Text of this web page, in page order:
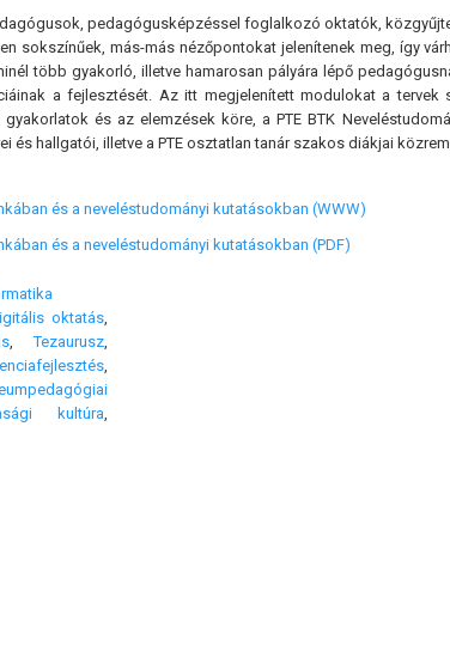
pedagógusképzéssel foglalkozó oktatók,
sokszínűek, más-más nézőpontokat jelenítenek meg, így
több gyakorló, illetve hamarosan pályára lépő
a fejlesztését. Az itt megjelenített modulokat a tervek
és az elemzések köre, a PTE BTK
és hallgatói, illetve a PTE osztatlan tanár szakos diákjai
és a neveléstudományi kutatásokban (WWW)
és a neveléstudományi kutatásokban (PDF)
oktatás,
,Tezaurusz,
,
kultúra